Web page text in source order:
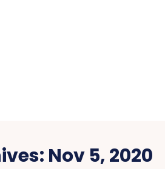
Nov 5, 2020